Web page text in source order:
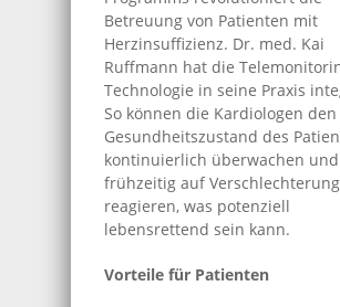
Betreuung von Patienten mit
Herzinsuffizienz. Dr. med. Kai
Ruffmann hat die
Technologie in seine Praxis
So können die Kardiologen den
Gesundheitszustand des
kontinuierlich überwachen und
frühzeitig auf
reagieren, was potenziell
lebensrettend sein kann.
Vorteile für Patienten